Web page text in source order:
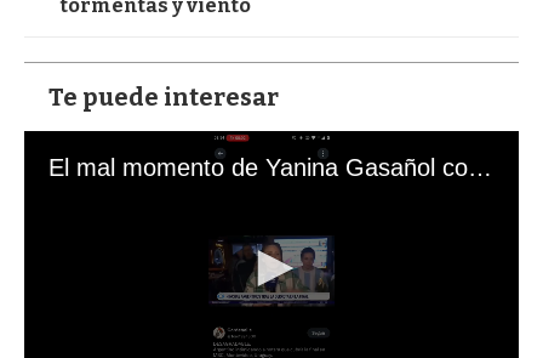
tormentas y viento
Te puede interesar
El mal momento de Yanina Gasañol con un hincha argentino en "Subrayado"